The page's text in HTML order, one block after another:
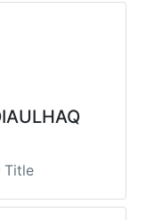
Title